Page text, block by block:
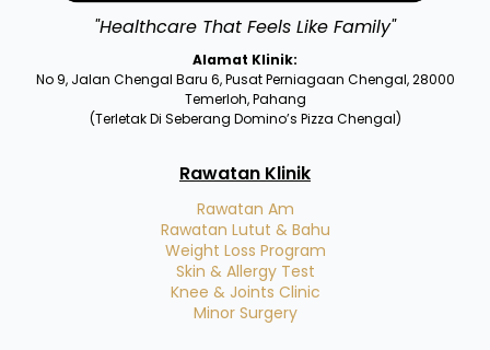
"Healthcare That Feels Like Family"
Alamat Klinik:
No 9, Jalan Chengal Baru 6, Pusat Perniagaan Chengal, 28000
Temerloh, Pahang
(Terletak Di Seberang Domino’s Pizza Chengal)
Rawatan Klinik
Rawatan Am
Rawatan Lutut & Bahu
Weight Loss Program
Skin & Allergy Test
Knee & Joints Clinic
Minor Surgery